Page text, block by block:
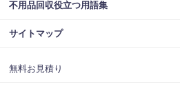
不用品回収役立つ用語集
サイトマップ
無料お見積り